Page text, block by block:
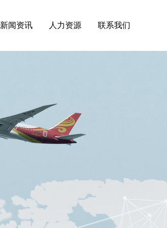
新闻资讯 人力资源 联系我们